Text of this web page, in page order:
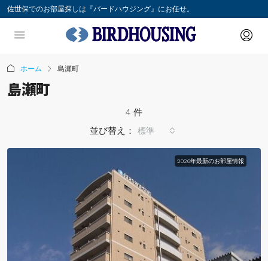
佐世保でのお部屋探しは『バードハウジング』にお任せ。
ホーム 島瀬町
島瀬町
4 件
並び替え：
標準
2026年最新のお部屋情報